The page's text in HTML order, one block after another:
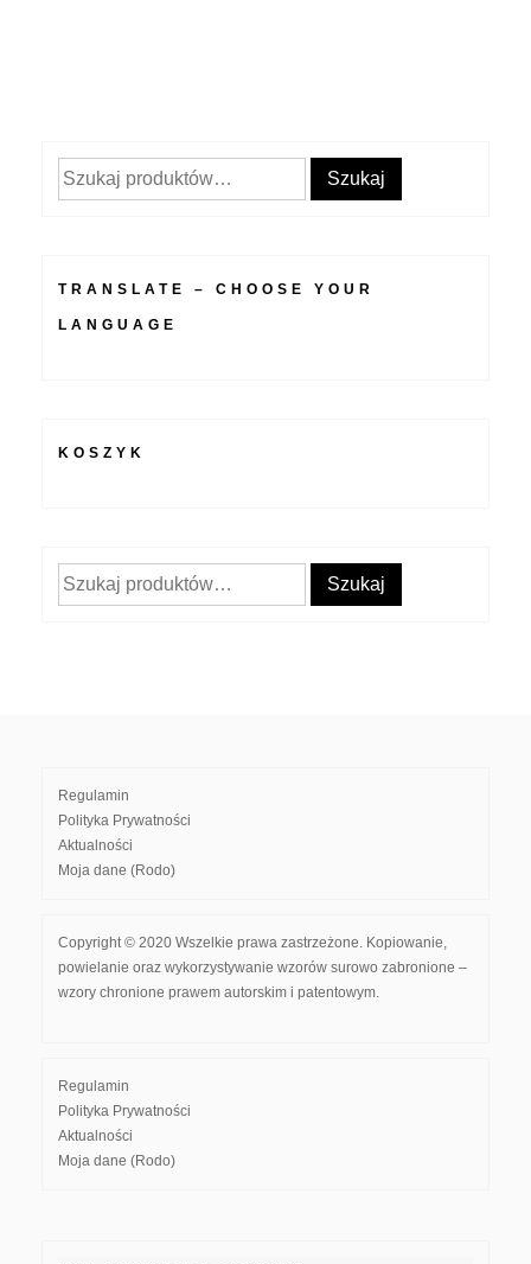
można
produktu
Szukaj: Szukaj
TRANSLATE – CHOOSE YOUR
LANGUAGE
KOSZYK
Szukaj: Szukaj
Regulamin
Polityka Prywatności
Aktualności
Moja dane (Rodo)
Copyright © 2020 Wszelkie prawa zastrzeżone. Kopiowanie,
powielanie oraz wykorzystywanie wzorów surowo zabronione –
wzory chronione prawem autorskim i patentowym.
Regulamin
Polityka Prywatności
Aktualności
Moja dane (Rodo)